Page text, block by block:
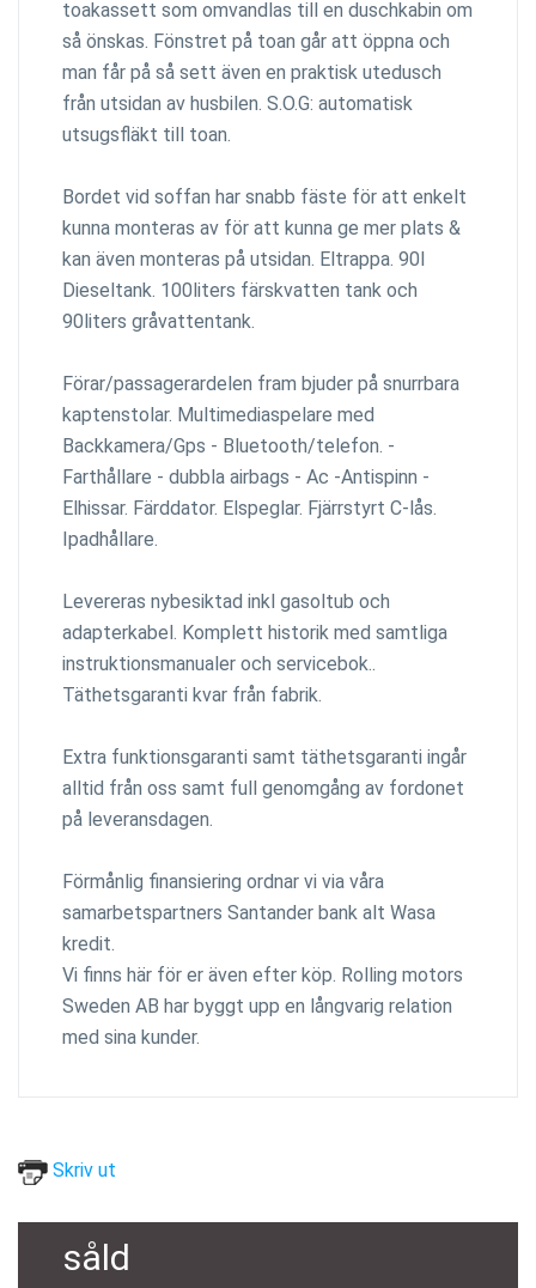
toakassett som omvandlas till en duschkabin om
så önskas. Fönstret på toan går att öppna och
man får på så sett även en praktisk utedusch
från utsidan av husbilen. S.O.G: automatisk
utsugsfläkt till toan.
Bordet vid soffan har snabb fäste för att enkelt
kunna monteras av för att kunna ge mer plats &
kan även monteras på utsidan. Eltrappa. 90l
Dieseltank. 100liters färskvatten tank och
90liters gråvattentank.
Förar/passagerardelen fram bjuder på snurrbara
kaptenstolar. Multimediaspelare med
Backkamera/Gps - Bluetooth/telefon. -
Farthållare - dubbla airbags - Ac -Antispinn -
Elhissar. Färddator. Elspeglar. Fjärrstyrt C-lås.
Ipadhållare.
Levereras nybesiktad inkl gasoltub och
adapterkabel. Komplett historik med samtliga
instruktionsmanualer och servicebok..
Täthetsgaranti kvar från fabrik.
Extra funktionsgaranti samt täthetsgaranti ingår
alltid från oss samt full genomgång av fordonet
på leveransdagen.
Förmånlig finansiering ordnar vi via våra
samarbetspartners Santander bank alt Wasa
kredit.
Vi finns här för er även efter köp. Rolling motors
Sweden AB har byggt upp en långvarig relation
med sina kunder.
Skriv ut
såld